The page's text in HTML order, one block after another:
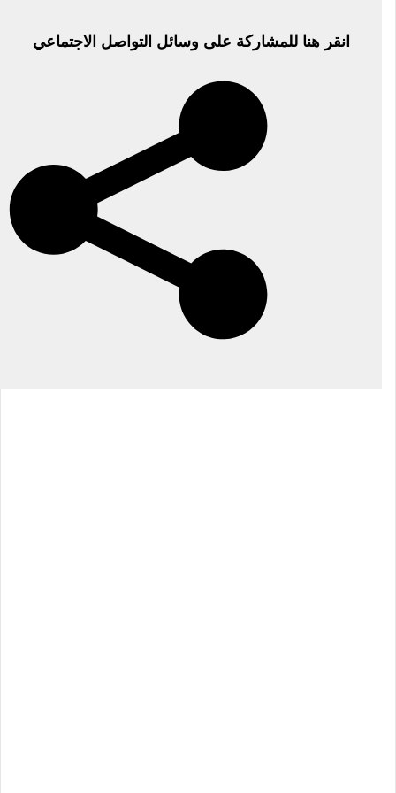
انقر هنا للمشاركة على وسائل التواصل الاجتماعي